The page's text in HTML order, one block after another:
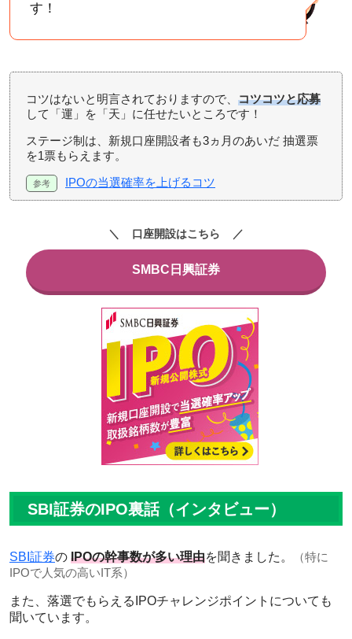
す！
コツはないと明言されておりますので、 コツコツと応募
して「運」を「天」に任せたいところです！
ステージ制は、新規口座開設者も3ヵ月のあいだ 抽選票
を1票もらえます。
IPOの当選確率を上げるコツ
SMBC日興証券
口座開設はこちら
SBI証券のIPO裏話（インタビュー）
SBI証券の IPOの幹事数が多い理由を聞きました。
（特に
IPOで人気の高いIT系）
また、落選でもらえるIPOチャレンジポイントについても
聞いています。